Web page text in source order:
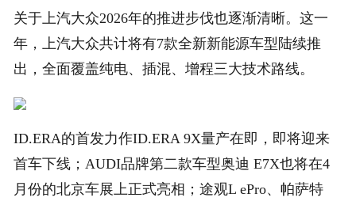
关于上汽大众2026年的推进步伐也逐渐清晰。这一
年，上汽大众共计将有7款全新新能源车型陆续推
出，全面覆盖纯电、插混、增程三大技术路线。
ID.ERA的首发力作ID.ERA 9X量产在即，即将迎来
首车下线；AUDI品牌第二款车型奥迪 E7X也将在4
月份的北京车展上正式亮相；途观L ePro、帕萨特